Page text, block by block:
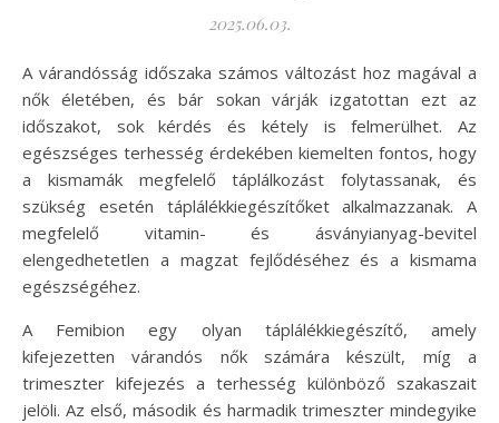
2025.06.03.
A várandósság időszaka számos változást hoz magával a
nők életében, és bár sokan várják izgatottan ezt az
időszakot, sok kérdés és kétely is felmerülhet. Az
egészséges terhesség érdekében kiemelten fontos, hogy
a kismamák megfelelő táplálkozást folytassanak, és
szükség esetén táplálékkiegészítőket alkalmazzanak. A
megfelelő vitamin- és ásványianyag-bevitel
elengedhetetlen a magzat fejlődéséhez és a kismama
egészségéhez.
A Femibion egy olyan táplálékkiegészítő, amely
kifejezetten várandós nők számára készült, míg a
trimeszter kifejezés a terhesség különböző szakaszait
jelöli. Az első, második és harmadik trimeszter mindegyike